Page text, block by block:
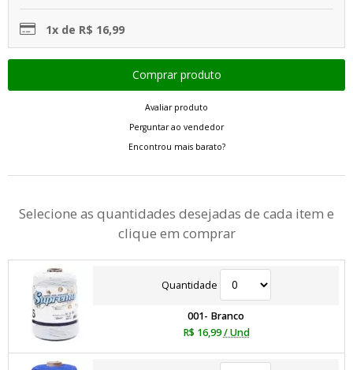
1x de R$ 16,99
Avaliar produto
Perguntar ao vendedor
Encontrou mais barato?
Selecione as quantidades desejadas de cada item e
clique em comprar
Quantidade
001- Branco
R$ 16,99 / Und